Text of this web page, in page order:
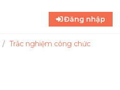
Đăng nhập
Trắc nghiệm công chức